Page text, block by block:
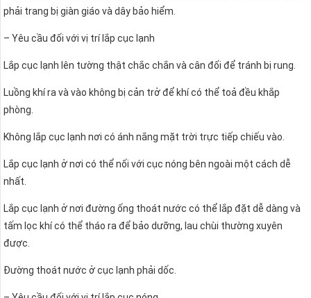
phải trang bị giàn giáo và dây bảo hiểm.
– Yêu cầu đối với vị trí lắp cục lạnh
Lắp cục lạnh lên tường thật chắc chắn và cân đối để tránh bị rung.
Luồng khí ra và vào không bị cản trở để khí có thể toả đều khắp
phòng.
Không lắp cục lạnh nơi có ánh nắng mặt trời trực tiếp chiếu vào.
Lắp cục lạnh ở nơi có thể nối với cục nóng bên ngoài một cách dễ
nhất.
Lắp cục lạnh ở nơi đường ống thoát nước có thể lắp đặt dễ dàng và
tấm lọc khí có thể tháo ra để bảo dưỡng, lau chùi thường xuyên
được.
Đường thoát nước ở cục lạnh phải dốc.